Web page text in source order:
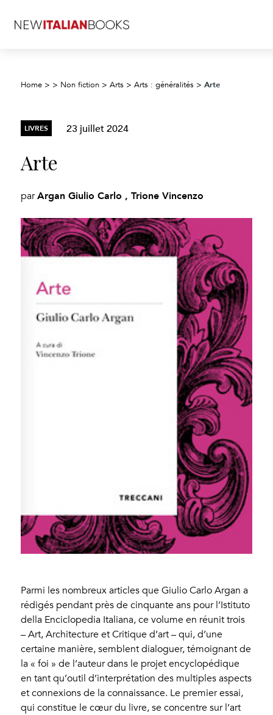
Home > > Non fiction >Arts >Arts : généralités >Arte
LIVRES 23 juillet 2024
Arte
parArgan Giulio Carlo , Trione Vincenzo
Parmi les nombreux articles que Giulio Carlo Argan a
rédigés pendant près de cinquante ans pour l’Istituto
della Enciclopedia Italiana, ce volume en réunit trois
– Art, Architecture et Critique d’art – qui, d’une
certaine manière, semblent dialoguer, témoignant de
la « foi » de l’auteur dans le projet encyclopédique
en tant qu’outil d’interprétation des multiples aspects
et connexions de la connaissance. Le premier essai,
qui constitue le cœur du livre, se concentre sur l’art